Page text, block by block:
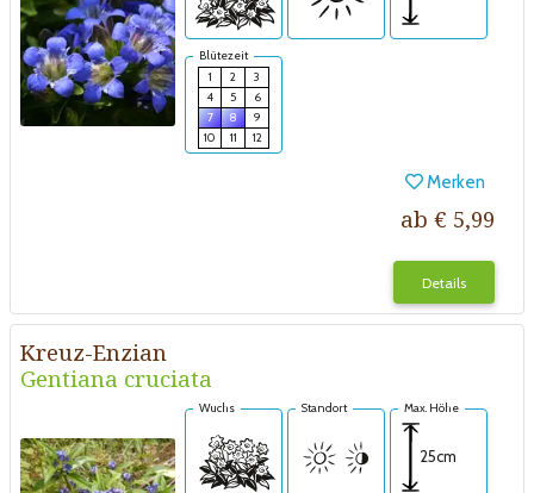
Blütezeit
1
2
3
4
5
6
7
8
9
10
11 12
Merken
ab € 5,99
Details
Kreuz-Enzian
Gentiana cruciata
Wuchs Standort Max. Höhe
25cm